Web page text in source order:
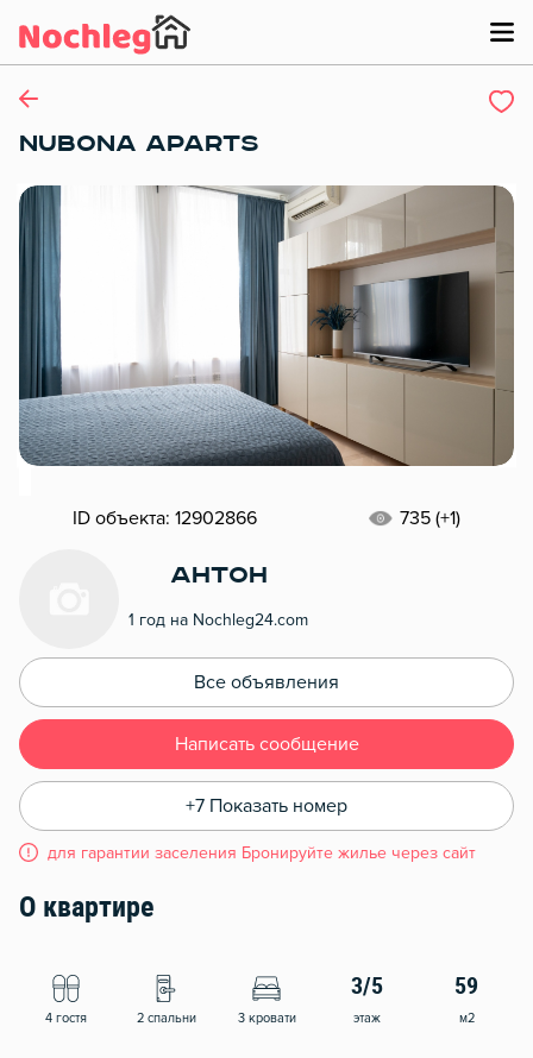
NUBONA APARTS
ID объекта: 12902866 735 (+1)
Антон
1 год на Nochleg24.com
Все объявления
Написать сообщение
+7 Показать номер
для гарантии заселения Бронируйте жилье через сайт
О квартире
4 гостя 2 спальни 3 кровати
3/5
этаж
59
м2